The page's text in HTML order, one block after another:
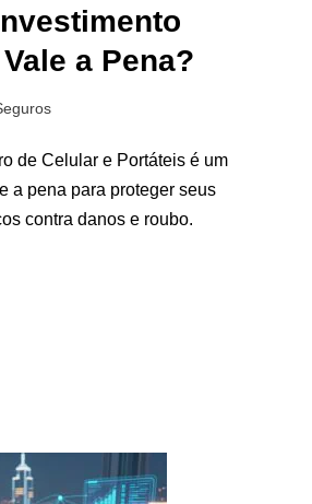
a Pena?
de Celular e Portáteis é um
a pena para proteger seus
contra danos e roubo.